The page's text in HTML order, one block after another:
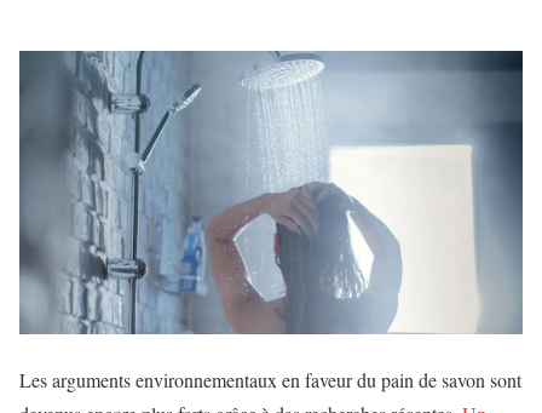
Les arguments environnementaux en faveur du pain de savon sont